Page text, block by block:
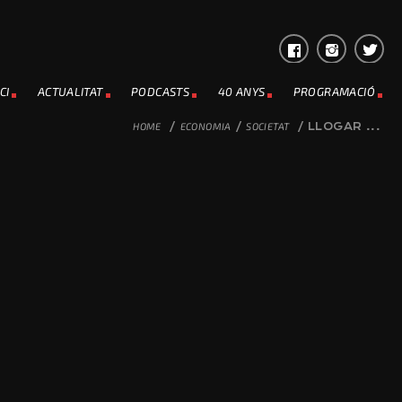
ACTUALITAT PODCASTS 40 ANYS PROGRAMACIÓ
HOME / ECONOMIA / SOCIETAT / LLOGAR ...